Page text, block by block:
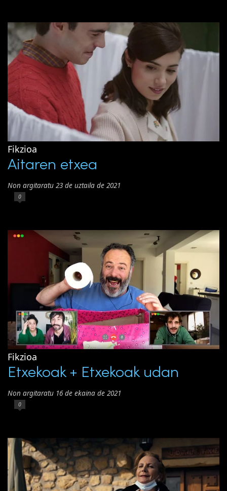
Fikzioa
Aitaren etxea
Non argitaratu 23 de uztaila de 2021
0
Fikzioa
Etxekoak + Etxekoak udan
Non argitaratu 16 de ekaina de 2021
0